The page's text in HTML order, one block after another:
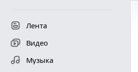
Лента
Видео
Музыка